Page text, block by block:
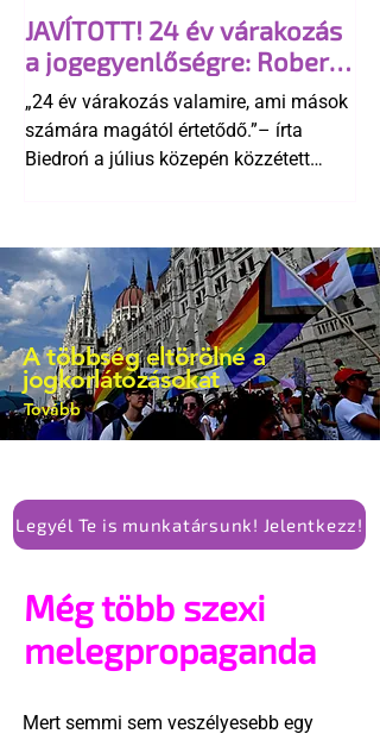
elismerését. Közben az ellenzéken belül
is vita robbant ki arról, hogy vissza
kellene-e vonni a kormány konzervatív
alkotmánymódosítását
JAVÍTOTT! 24 év várakozás
a jogegyenlőségre: Robert
Biedroń megindító üzenete
a lengyel bejegyzett
élettársi kapcsolatokért
„24 év várakozás valamire, ami mások
számára magától értetődő.”– írta
Biedroń a július közepén közzétett
A többség eltörölné a
jogkorlátozásokat
Tovább
Legyél Te is munkatársunk! Jelentkezz!
Még több szexi
melegpropaganda
Mert semmi sem veszélyesebb egy